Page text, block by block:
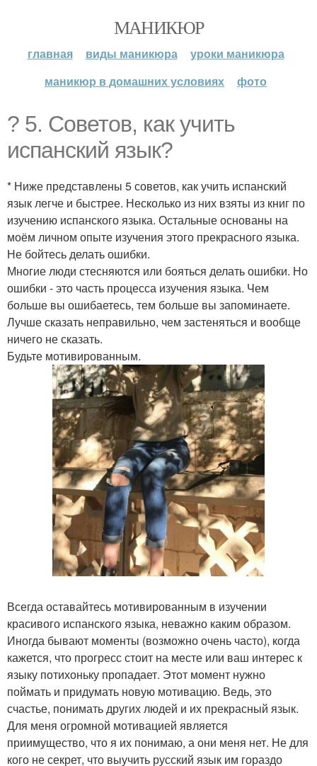
МАНИКЮР
главная виды маникюра
уроки маникюра
маникюр в домашних условиях
фото
? 5. Советов, как учить
испанский язык?
* Ниже представлены 5 советов, как учить испанский
язык легче и быстрее. Несколько из них взяты из книг по
изучению испанского языка. Остальные основаны на
моём личном опыте изучения этого прекрасного языка.
Не бойтесь делать ошибки.
Многие люди стесняются или бояться делать ошибки. Но
ошибки - это часть процесса изучения языка. Чем
больше вы ошибаетесь, тем больше вы запоминаете.
Лучше сказать неправильно, чем застеняться и вообще
ничего не сказать.
Будьте мотивированным.
Всегда оставайтесь мотивированным в изучении
красивого испанского языка, неважно каким образом.
Иногда бывают моменты (возможно очень часто), когда
кажется, что прогресс стоит на месте или ваш интерес к
языку потихоньку пропадает. Этот момент нужно
поймать и придумать новую мотивацию. Ведь, это
счастье, понимать других людей и их прекрасный язык.
Для меня огромной мотивацией является
приимущество, что я их понимаю, а они меня нет. Не для
кого не секрет, что выучить русский язык им гораздо